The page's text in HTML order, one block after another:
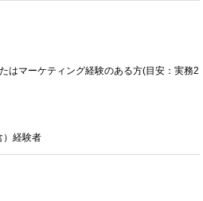
はマーケティング経験のある方(目安：実務2
）経験者